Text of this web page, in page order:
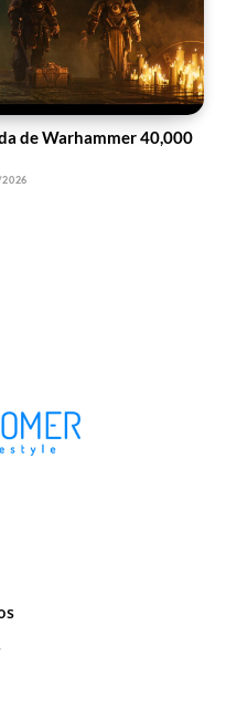
de Warhammer 40,000